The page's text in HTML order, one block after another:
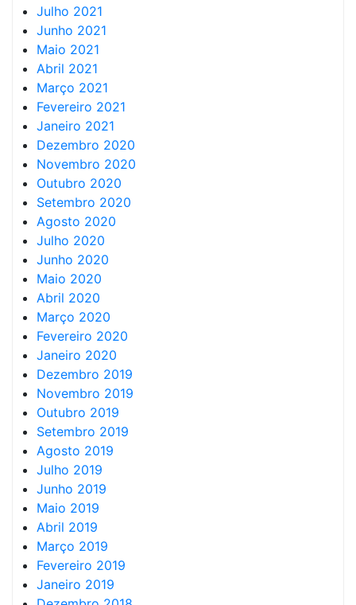
Julho 2021
Junho 2021
Maio 2021
Abril 2021
Março 2021
Fevereiro 2021
Janeiro 2021
Dezembro 2020
Novembro 2020
Outubro 2020
Setembro 2020
Agosto 2020
Julho 2020
Junho 2020
Maio 2020
Abril 2020
Março 2020
Fevereiro 2020
Janeiro 2020
Dezembro 2019
Novembro 2019
Outubro 2019
Setembro 2019
Agosto 2019
Julho 2019
Junho 2019
Maio 2019
Abril 2019
Março 2019
Fevereiro 2019
Janeiro 2019